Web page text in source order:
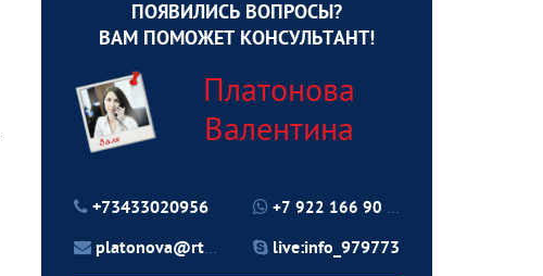
ПОЯВИЛИСЬ ВОПРОСЫ?
ВАМ ПОМОЖЕТ КОНСУЛЬТАНТ!
Платонова
Валентина
+73433020956
platonova@rtu24.ru
+7 922 166 90 70
live:info_979773